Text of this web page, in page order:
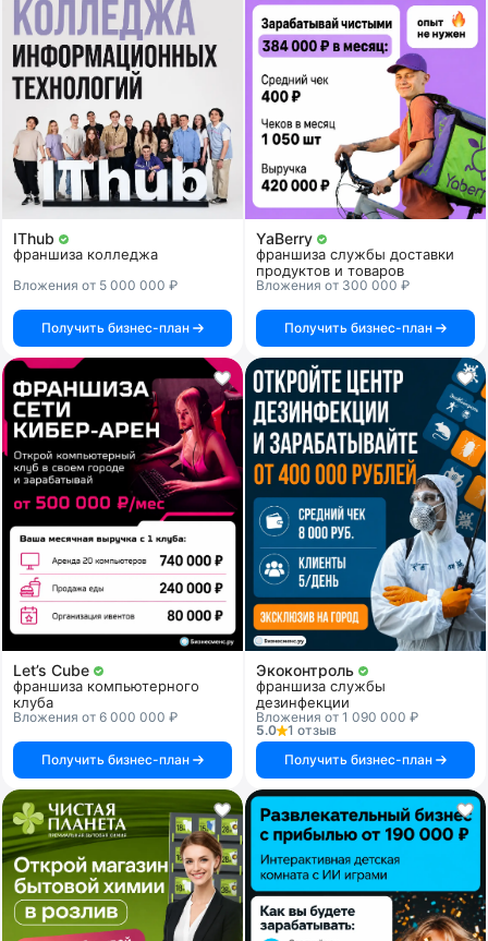
IThub
франшиза колледжа
Вложения от 5 000 000 ₽
Получить бизнес-план
YaBerry
франшиза службы доставки
продуктов и товаров
Вложения от 300 000 ₽
Получить бизнес-план
Let’s Cube
франшиза компьютерного
клуба
Вложения от 6 000 000 ₽
Получить бизнес-план
Экоконтроль
франшиза службы
дезинфекции
Вложения от 1 090 000 ₽
5.0
1 отзыв
Получить бизнес-план